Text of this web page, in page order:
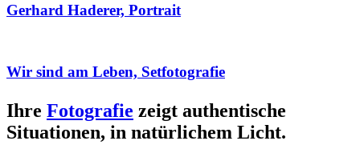
Gerhard Haderer, Portrait
Wir sind am Leben, Setfotografie
Ihre Fotografie zeigt authentische
Situationen, in natürlichem Licht.